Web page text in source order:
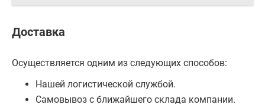
Доставка
Осуществляется одним из следующих способов:
Нашей логистической службой.
Самовывоз с ближайшего склада компании.